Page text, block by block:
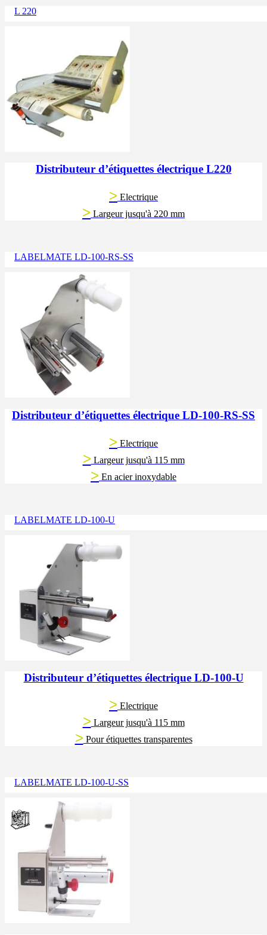
L 220
Distributeur d’étiquettes électrique L220
> Electrique
> Largeur jusqu'à 220 mm
LABELMATE LD-100-RS-SS
Distributeur d’étiquettes électrique LD-100-RS-SS
> Electrique
> Largeur jusqu'à 115 mm
> En acier inoxydable
LABELMATE LD-100-U
Distributeur d’étiquettes électrique LD-100-U
> Electrique
> Largeur jusqu'à 115 mm
> Pour étiquettes transparentes
LABELMATE LD-100-U-SS